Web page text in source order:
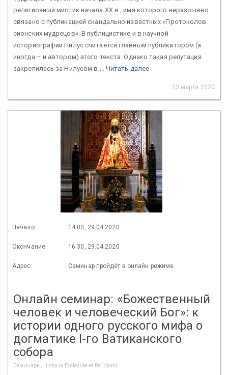
религиозный мистик начала ХХ в., имя которого неразрывно
связано с публикацией скандально известных «Протоколов
сионских мудрецов». В публицистике и в научной
историографии Нилус считается главным публикатором (а
иногда – и автором) этого текста. Однако такая репутация
закрепилась за Нилусом в ... Читать далее
23 марта 2020
Начало: 14:00, 29.04.2020
Окончание: 16:30, 29.04.2020
Адрес: Семинар пройдёт в онлайн режиме
Онлайн семинар: «Божественный
человек и человеческий Бог»: к
истории одного русского мифа о
догматике I-го Ватиканского
собора
Семинары, Historia Ecclesiae et Religionis